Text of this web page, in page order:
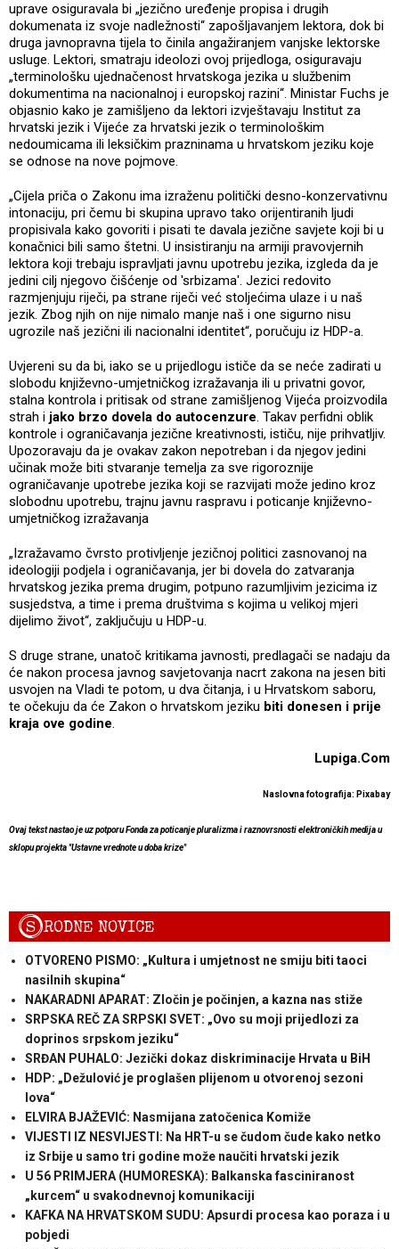
uprave osiguravala bi „jezično uređenje propisa i drugih
dokumenata iz svoje nadležnosti“ zapošljavanjem lektora, dok bi
druga javnopravna tijela to činila angažiranjem vanjske lektorske
usluge. Lektori, smatraju ideolozi ovoj prijedloga, osiguravaju
„terminološku ujednačenost hrvatskoga jezika u službenim
dokumentima na nacionalnoj i europskoj razini“. Ministar Fuchs je
objasnio kako je zamišljeno da lektori izvještavaju Institut za
hrvatski jezik i Vijeće za hrvatski jezik o terminološkim
nedoumicama ili leksičkim prazninama u hrvatskom jeziku koje
se odnose na nove pojmove.
„Cijela priča o Zakonu ima izraženu politički desno-konzervativnu
intonaciju, pri čemu bi skupina upravo tako orijentiranih ljudi
propisivala kako govoriti i pisati te davala jezične savjete koji bi u
konačnici bili samo štetni. U insistiranju na armiji pravovjernih
lektora koji trebaju ispravljati javnu upotrebu jezika, izgleda da je
jedini cilj njegovo čišćenje od 'srbizama'. Jezici redovito
razmjenjuju riječi, pa strane riječi već stoljećima ulaze i u naš
jezik. Zbog njih on nije nimalo manje naš i one sigurno nisu
ugrozile naš jezični ili nacionalni identitet“, poručuju iz HDP-a.
Uvjereni su da bi, iako se u prijedlogu ističe da se neće zadirati u
slobodu književno-umjetničkog izražavanja ili u privatni govor,
stalna kontrola i pritisak od strane zamišljenog Vijeća proizvodila
strah i jako brzo dovela do autocenzure. Takav perfidni oblik
kontrole i ograničavanja jezične kreativnosti, ističu, nije prihvatljiv.
Upozoravaju da je ovakav zakon nepotreban i da njegov jedini
učinak može biti stvaranje temelja za sve rigoroznije
ograničavanje upotrebe jezika koji se razvijati može jedino kroz
slobodnu upotrebu, trajnu javnu raspravu i poticanje književno-
umjetničkog izražavanja
„Izražavamo čvrsto protivljenje jezičnoj politici zasnovanoj na
ideologiji podjela i ograničavanja, jer bi dovela do zatvaranja
hrvatskog jezika prema drugim, potpuno razumljivim jezicima iz
susjedstva, a time i prema društvima s kojima u velikoj mjeri
dijelimo život“, zaključuju u HDP-u.
S druge strane, unatoč kritikama javnosti, predlagači se nadaju da
će nakon procesa javnog savjetovanja nacrt zakona na jesen biti
usvojen na Vladi te potom, u dva čitanja, i u Hrvatskom saboru,
te očekuju da će Zakon o hrvatskom jeziku biti donesen i prije
kraja ove godine.
Lupiga.Com
Naslovna fotografija: Pixabay
Ovaj tekst nastao je uz potporu Fonda za poticanje pluralizma i raznovrsnosti elektroničkih medija u
sklopu projekta "Ustavne vrednote u doba krize"
SRODNE NOVICE
OTVORENO PISMO: „Kultura i umjetnost ne smiju biti taoci
nasilnih skupina“
NAKARADNI APARAT: Zločin je počinjen, a kazna nas stiže
SRPSKA REČ ZA SRPSKI SVET: „Ovo su moji prijedlozi za
doprinos srpskom jeziku“
SRĐAN PUHALO: Jezički dokaz diskriminacije Hrvata u BiH
HDP: „Dežulović je proglašen plijenom u otvorenoj sezoni
lova“
ELVIRA BJAŽEVIĆ: Nasmijana zatočenica Komiže
VIJESTI IZ NESVIJESTI: Na HRT-u se čudom čude kako netko
iz Srbije u samo tri godine može naučiti hrvatski jezik
U 56 PRIMJERA (HUMORESKA): Balkanska fasciniranost
„kurcem“ u svakodnevnoj komunikaciji
KAFKA NA HRVATSKOM SUDU: Apsurdi procesa kao poraza i u
pobjedi